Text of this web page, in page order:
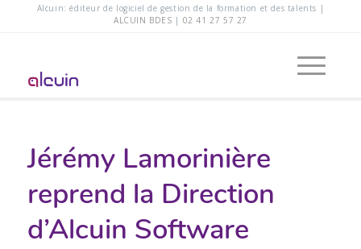
Alcuin: éditeur de logiciel de gestion de la formation et des talents |
ALCUIN BDES | 02 41 27 57 27
Jérémy Lamorinière
reprend la Direction
d’Alcuin Software